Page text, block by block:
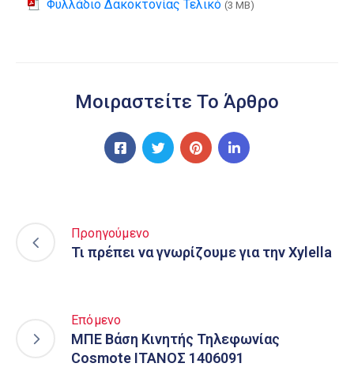
Φυλλάδιο Δακοκτονίας Τελικό (3 MB)
Μοιραστείτε Το Άρθρο
Προηγούμενο
Τι πρέπει να γνωρίζουμε για την Xylella
Επόμενο
ΜΠΕ Βάση Κινητής Τηλεφωνίας
Cosmote ΙΤΑΝΟΣ 1406091